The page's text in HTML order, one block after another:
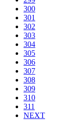
300
301
302
303
304
305
306
307
308
309
310
311
NEXT